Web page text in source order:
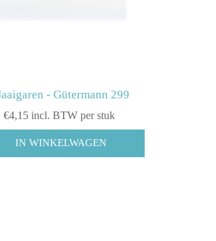
- Gütermann 299
€4,15 incl. BTW per stuk